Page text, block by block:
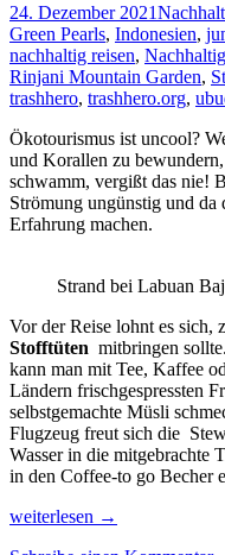
24. Dezember 2021
Green Pearls, Indonesien,
nachhaltig reisen,
Rinjani Mountain Garden,
trashhero, trashhero.org,
Ökotourismus ist uncool?
und Korallen zu
schwamm, vergißt das nie!
Strömung ungünstig und
Erfahrung machen.
Strand bei Labuan
Vor der Reise lohnt es sich,
Stofftüten mitbringen
kann man mit Tee, Kaffee
Ländern frischgespressten
selbstgemachte Müsli
Flugzeug freut sich die
Wasser in die mitgebrachte
in den Coffee-to go Becher
Nachhaltig
weiterlesen →